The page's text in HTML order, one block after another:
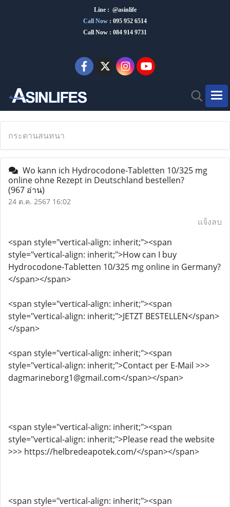
Line : @asinlife
Call Now : 095 952 6514
Call Now : 084 914 9731
กระดานสนทนา
Wo kann ich Hydrocodone-Tabletten 10/325 mg
online ohne Rezept in Deutschland bestellen?
(967 อ่าน)
24 ต.ค. 2567 16:02
แจ้งลบ
<span style="vertical-align: inherit;"><span
style="vertical-align: inherit;">How can I buy
Hydrocodone-Tabletten 10/325 mg online in Germany?
</span></span>
<span style="vertical-align: inherit;"><span
style="vertical-align: inherit;">JETZT BESTELLEN</span>
</span>
<span style="vertical-align: inherit;"><span
style="vertical-align: inherit;">Contact per E-Mail >>>
dagmarineborg1@gmail.com</span></span>
<span style="vertical-align: inherit;"><span
style="vertical-align: inherit;">Please read the website
>>> https://helbredeapotek.com/</span></span>
<span style="vertical-align: inherit;"><span